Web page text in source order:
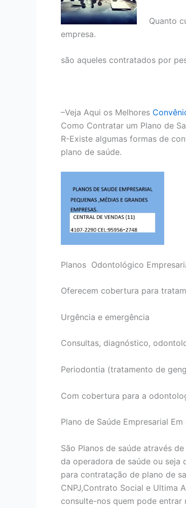
Quanto
empresa.
são aqueles contratados por
–Veja Aqui os Melhores
Como Contratar um Plano de
R-Existe algumas formas de
plano de saúde.
Planos Odontológico
Oferecem cobertura para
Urgência e emergência
Consultas, diagnóstico,
Periodontia (tratamento de
Com cobertura para a
Plano de Saúde Empresarial Em
São Planos de saúde através
da operadora de saúde ou seja
para contratação de plano de
CNPJ,Contrato Social e Ultima
consulte-nos quem pode entrar